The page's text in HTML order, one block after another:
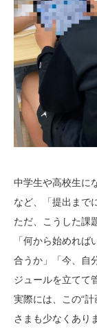
中学生や高校生に
など、「提出まで
ただ、こうした課
「何から始めれ
合うか」「今、自
ジュールを立てて
実際には、この“
さまも少なくあり